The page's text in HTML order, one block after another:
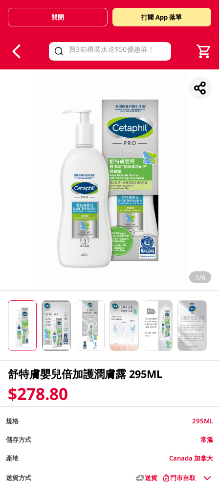
Valid Until 30 June 2026
關閉 打開 App 落單
1/6
舒特膚嬰兒倍加護潤膚露 295ML
$278.80
規格 295ML
儲存方式 常溫
產地 Canada 加拿大
送貨方式 送貨 門市自取